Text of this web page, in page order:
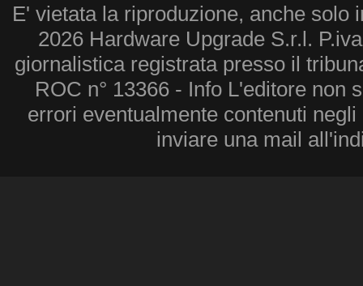
E' vietata la riproduzione, anche solo
2026 Hardware Upgrade S.r.l.
giornalistica registrata presso il
ROC n° 13366 - Info L'editore non
errori eventualmente contenuti
inviare una mail